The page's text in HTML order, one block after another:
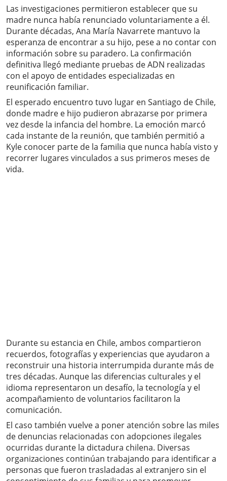
Las investigaciones permitieron establecer que su
madre nunca había renunciado voluntariamente a él.
Durante décadas, Ana María Navarrete mantuvo la
esperanza de encontrar a su hijo, pese a no contar con
información sobre su paradero. La confirmación
definitiva llegó mediante pruebas de ADN realizadas
con el apoyo de entidades especializadas en
reunificación familiar.
El esperado encuentro tuvo lugar en Santiago de Chile,
donde madre e hijo pudieron abrazarse por primera
vez desde la infancia del hombre. La emoción marcó
cada instante de la reunión, que también permitió a
Kyle conocer parte de la familia que nunca había visto y
recorrer lugares vinculados a sus primeros meses de
vida.
Durante su estancia en Chile, ambos compartieron
recuerdos, fotografías y experiencias que ayudaron a
reconstruir una historia interrumpida durante más de
tres décadas. Aunque las diferencias culturales y el
idioma representaron un desafío, la tecnología y el
acompañamiento de voluntarios facilitaron la
comunicación.
El caso también vuelve a poner atención sobre las miles
de denuncias relacionadas con adopciones ilegales
ocurridas durante la dictadura chilena. Diversas
organizaciones continúan trabajando para identificar a
personas que fueron trasladadas al extranjero sin el